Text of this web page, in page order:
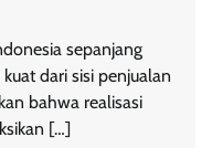
sepanjang
dari sisi penjualan
bahwa realisasi
[…]